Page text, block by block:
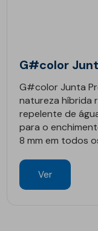
G#color
G#color Junta
natureza híbrida
repelente de
para o
8 mm em todos
Ver